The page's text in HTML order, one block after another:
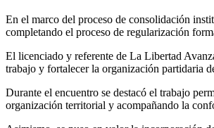
En el marco del proceso de consolidación
completando el proceso de regularización
El licenciado y referente de La Libertad
trabajo y fortalecer la organización partidaria
Durante el encuentro se destacó el trabajo
organización territorial y acompañando la